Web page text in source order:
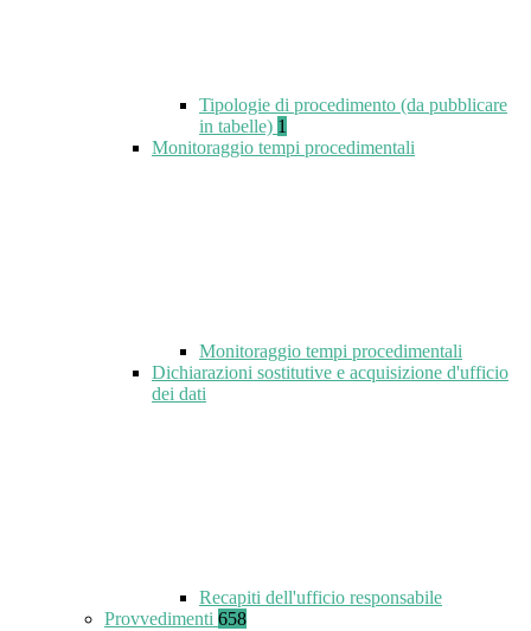
Tipologie di procedimento (da pubblicare
in tabelle) 1
Monitoraggio tempi procedimentali
Monitoraggio tempi procedimentali
Dichiarazioni sostitutive e acquisizione d'ufficio
dei dati
Recapiti dell'ufficio responsabile
Provvedimenti 658